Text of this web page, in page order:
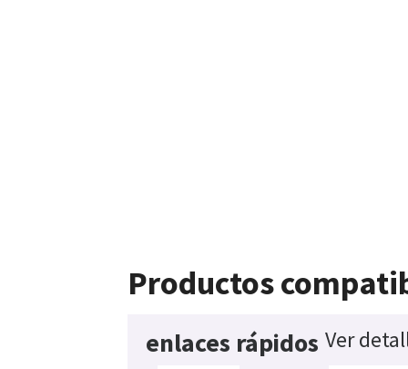
Productos
enlaces rápidos Ver